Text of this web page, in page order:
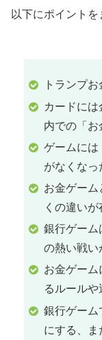
以下にポイントを
トランプ
カードに
内での「お
ゲームには
がなくなっ
お金ゲーム
くの違いが
銀行ゲーム
の熱い戦い
お金ゲー
るルール
銀行ゲーム
にする、